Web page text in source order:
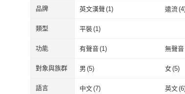
品牌 英文漢聲(1) 遠流(4
Zondervan/Harpercollins
英文漢聲
Zondervan/Harpercollins
)
類型 平裝(1)
平裝(1
功能 有聲音(1) 無聲音
有聲音 無
對象與族群 男 (5) 女(5)
男(5 女
語言 中文(7) 英文(6